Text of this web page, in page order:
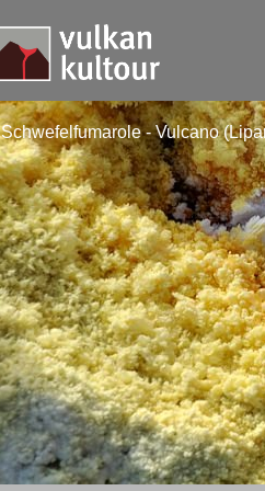
Schwefelfumarole - Vulcano